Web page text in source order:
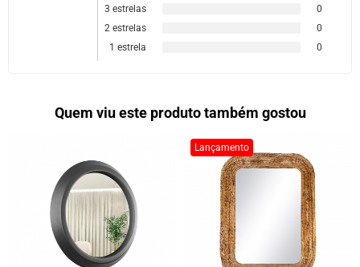
3 estrelas
0
2 estrelas
0
1 estrela
0
Quem viu este produto também gostou
Lançamento